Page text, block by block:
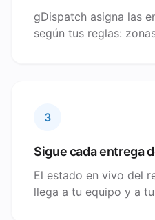
gDispatch asigna las
según tus reglas:
3
Sigue cada entrega
El estado en vivo del
llega a tu equipo y a